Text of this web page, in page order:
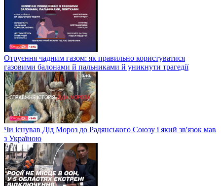
Отруєння чадним газом: як правильно користуватися
газовими балонами й пальниками й уникнути трагедії
Чи існував Дід Мороз до Радянського Союзу і який зв'язок мав
з Україною